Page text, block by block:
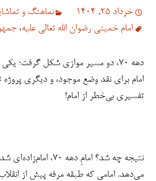
خرداد 25, 1404
نماهنگ و
امام خمینی رضوان الله تعالی علیه،
دهه ۷۰، دو مسیر موازی شکل گرفت؛
امام برای نقد وضع موجود، و دیگری
تفسیری بی‌خطر از امام!
نتیجه چه شد؟ امامِ دهه
می‌دهد. امامی که طبقه مرفه پیش از